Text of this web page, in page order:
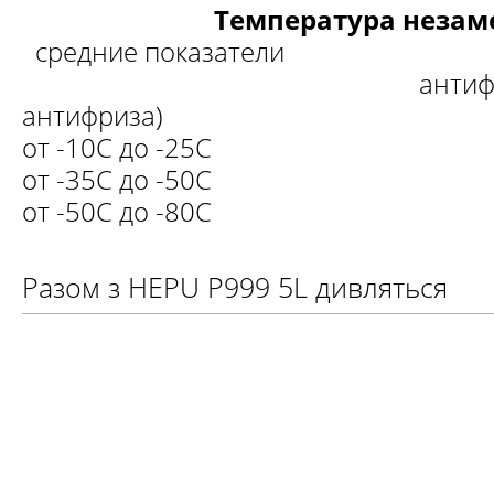
Температура
средние
антифриз:вода
антифриза)
от -10С до -25С
от -35С до -50С
от -50С до -
Разом з HEPU P999 5L дивляться